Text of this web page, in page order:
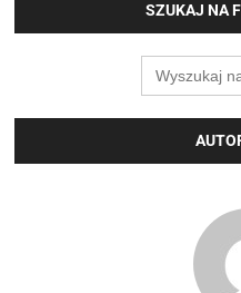
SZUKAJ NA
Search
for: